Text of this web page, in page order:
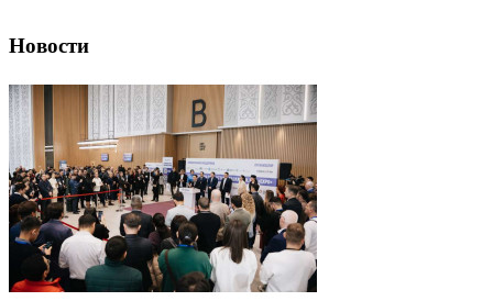
Новости